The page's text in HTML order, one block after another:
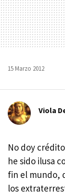
15 Marzo 2012
Viola
No doy
he sido ilusa
fin el mundo,
los